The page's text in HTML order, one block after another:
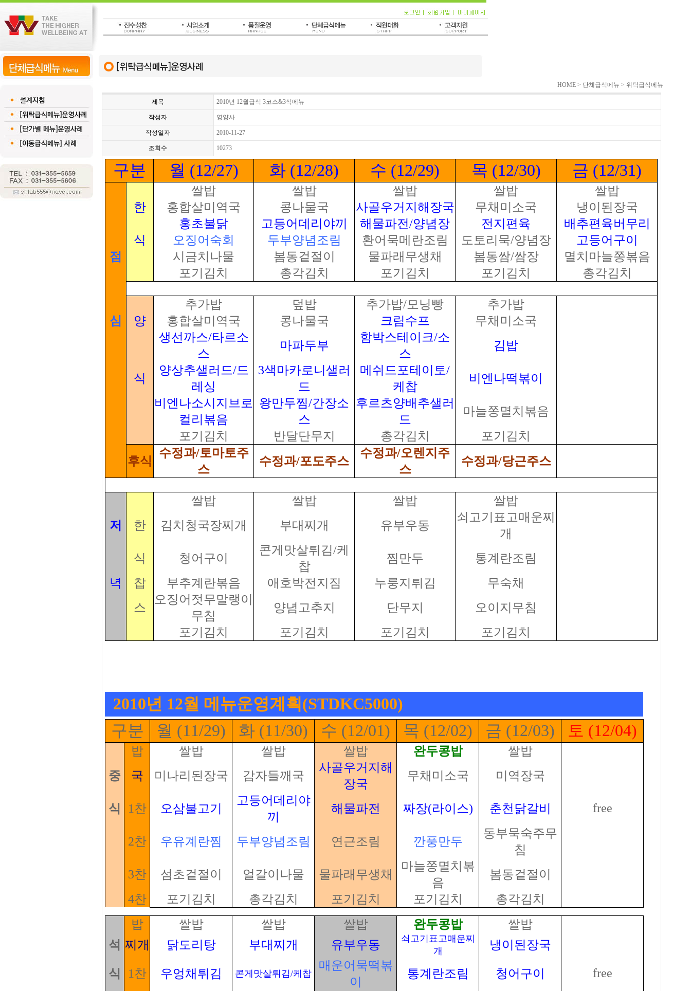
HOME > 단체급식메뉴 > 위탁급식메뉴
제목 2010년 12월급식 3코스&3식메뉴
작성자 영양사
작성일자 2010-11-27
조회수 10273
구분 월 (12/27) 화 (12/28) 수 (12/29) 목 (12/30) 금 (12/31)
쌀밥 쌀밥 쌀밥 쌀밥
쌀밥
한
홍합살미역국 콩나물국 사골우거지해장국 무채미소국
냉이된장국
홍초불닭
고등어데리야끼 해물파전/양념장 전지편육
배추편육버무리
식
오징어숙회 두부양념조림 환어묵메란조림 도토리묵/양념장
고등어구이
점
시금치나물 봄동겉절이 물파래무생채 봄동쌈/쌈장
멸치마늘쫑볶음
포기김치
총각김치 포기김치 포기김치 총각김치
추가밥 덮밥 추가밥/모닝빵
추가밥
심
양 홍합살미역국 콩나물국 크림수프
무채미소국
생선까스/타르소
스
마파두부
함박스테이크/소
스
김밥
식
양상추샐러드/드
레싱
3색마카로니샐러
드
메쉬드포테이토/
케찹
비엔나떡볶이
비엔나소시지브로
컬리볶음
왕만두찜/간장소
스
후르츠양배추샐러
드
마늘쫑멸치볶음
포기김치
반달단무지 총각김치
포기김치
후식
수정과/토마토주
스
수정과/포도주스
수정과/오렌지주
스
수정과/당근주스
쌀밥 쌀밥 쌀밥
쌀밥
저
한 김치청국장찌개 부대찌개 유부우동
쇠고기표고매운찌
개
식
청어구이
콘게맛살튀김/케
찹
찜만두
통계란조림
녁
찹 부추계란볶음 애호박전지짐 누룽지튀김
무숙채
스
오징어젓무말랭이
무침
양념고추지 단무지
오이지무침
포기김치
포기김치 포기김치 포기김치
2010년 12월 메뉴운영계획(STDKC5000)
구분
월 (11/29) 화 (11/30) 수 (12/01) 목 (12/02) 금 (12/03) 토 (12/04)
밥 쌀밥 쌀밥 쌀밥 완두콩밥
쌀밥
중
국 미나리된장국 감자들깨국
사골우거지해
장국
무채미소국 미역장국
식 1찬 오삼불고기
고등어데리야
끼
해물파전 짜장(라이스) 춘천닭갈비 free
2찬 우유계란찜 두부양념조림 연근조림 깐풍만두
동부묵숙주무
침
3찬
섬초겉절이 얼갈이나물 물파래무생채
마늘쫑멸치볶
음
봄동겉절이
4찬
포기김치 총각김치 포기김치 포기김치
총각김치
밥
쌀밥 쌀밥 쌀밥 완두콩밥
쌀밥
석 찌개 닭도리탕 부대찌개 유부우동
쇠고기표고매운찌
개
냉이된장국
식 1찬 우엉채튀김 콘게맛살튀김/케찹
매운어묵떡볶
이
통계란조림 청어구이 free